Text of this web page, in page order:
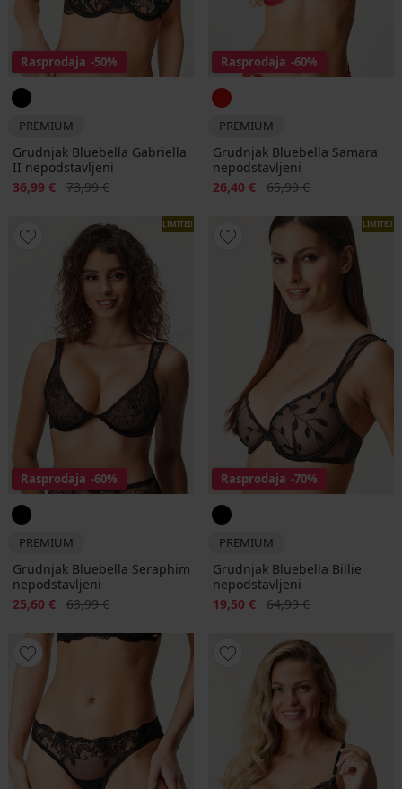
Rasprodaja -50%
PREMIUM
Grudnjak Bluebella Gabriella
II nepodstavljeni
Popust
36,99 € Prvobitna cijena
73,99 €
Rasprodaja -60%
PREMIUM
Grudnjak Bluebella Samara
nepodstavljeni
Popust
26,40 € Prvobitna cijena
65,99 €
LIMITED
Rasprodaja -60%
PREMIUM
Grudnjak Bluebella Seraphim
nepodstavljeni
Popust
25,60 € Prvobitna cijena
63,99 €
LIMITED
Rasprodaja -70%
PREMIUM
Grudnjak Bluebella Billie
nepodstavljeni
Popust
19,50 € Prvobitna cijena
64,99 €